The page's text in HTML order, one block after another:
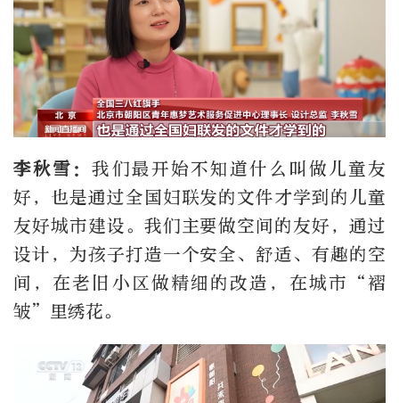
李秋雪 ：我们最开始不知道什么叫做儿童友
好，也是通过全国妇联发的文件才学到的儿童
友好城市建设。我们主要做空间的友好，通过
设计，为孩子打造一个安全、舒适、有趣的空
间，在老旧小区做精细的改造，在城市“褶
皱”里绣花。